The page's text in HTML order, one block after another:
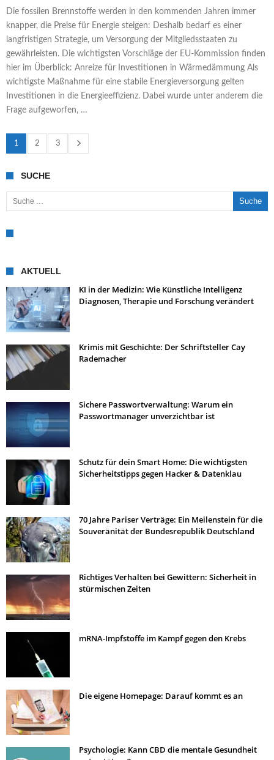
Die fossilen Brennstoffe werden in den kommenden Jahren immer
knapper, die Preise für Energie steigen: Deshalb bedarf es einer
langfristigen Strategie, um Versorgung der Mitgliedsstaaten zu
gewährleisten. Die wichtigsten Vorschläge der EU-Kommission finden
hier im Überblick: Anreize für Investitionen in Wärmedämmung Als
wichtigste Maßnahme für eine stabile Energieversorgung gelten
Investitionen in die Energieeffizienz. Dabei wurde unter anderem die
Frage aufgeworfen, …
1 2 3
SUCHE
Suche nach:
AKTUELL
KI in der Medizin: Wie Künstliche Intelligenz
Diagnosen, Therapie und Forschung verändert
Krimis mit Geschichte: Der Schriftsteller Cay
Rademacher
Sichere Passwortverwaltung: Warum ein
Passwortmanager unverzichtbar ist
Schutz für dein Smart Home: Die wichtigsten
Sicherheitstipps gegen Hacker & Datenklau
70 Jahre Pariser Verträge: Ein Meilenstein für die
Souveränität der Bundesrepublik Deutschland
Richtiges Verhalten bei Gewittern: Sicherheit in
stürmischen Zeiten
mRNA-Impfstoffe im Kampf gegen den Krebs
Die eigene Homepage: Darauf kommt es an
Psychologie: Kann CBD die mentale Gesundheit